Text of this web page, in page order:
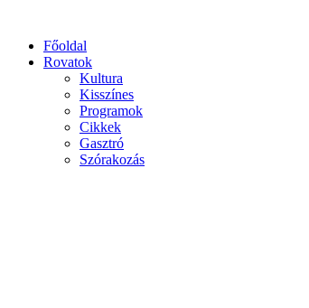
Főoldal
Rovatok
Kultura
Kisszínes
Programok
Cikkek
Gasztró
Szórakozás